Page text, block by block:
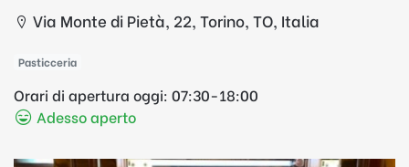
Via Monte di Pietà, 22, Torino, TO, Italia
Pasticceria
Orari di apertura oggi: 07:30-18:00
Adesso aperto